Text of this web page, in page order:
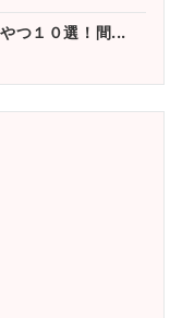
つ１０選！間...